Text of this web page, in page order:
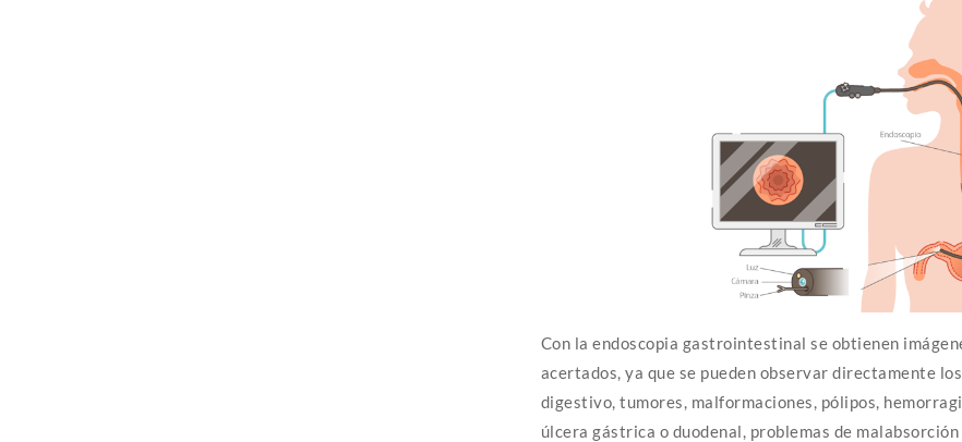
Con la endoscopia gastrointestinal se obtienen
acertados, ya que se pueden observar directamente
digestivo, tumores, malformaciones, pólipos,
úlcera gástrica o duodenal, problemas de